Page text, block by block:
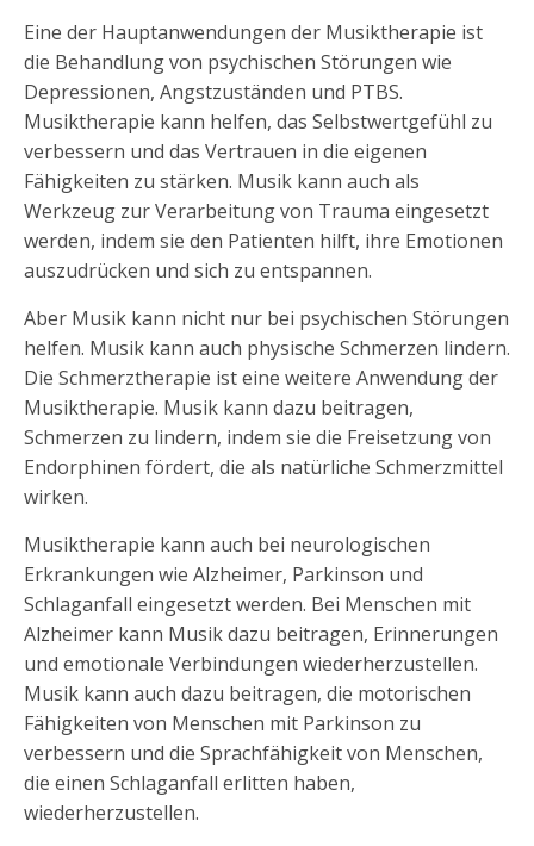
Eine der Hauptanwendungen der Musiktherapie ist
die Behandlung von psychischen Störungen wie
Depressionen, Angstzuständen und PTBS.
Musiktherapie kann helfen, das Selbstwertgefühl zu
verbessern und das Vertrauen in die eigenen
Fähigkeiten zu stärken. Musik kann auch als
Werkzeug zur Verarbeitung von Trauma eingesetzt
werden, indem sie den Patienten hilft, ihre Emotionen
auszudrücken und sich zu entspannen.
Aber Musik kann nicht nur bei psychischen Störungen
helfen. Musik kann auch physische Schmerzen lindern.
Die Schmerztherapie ist eine weitere Anwendung der
Musiktherapie. Musik kann dazu beitragen,
Schmerzen zu lindern, indem sie die Freisetzung von
Endorphinen fördert, die als natürliche Schmerzmittel
wirken.
Musiktherapie kann auch bei neurologischen
Erkrankungen wie Alzheimer, Parkinson und
Schlaganfall eingesetzt werden. Bei Menschen mit
Alzheimer kann Musik dazu beitragen, Erinnerungen
und emotionale Verbindungen wiederherzustellen.
Musik kann auch dazu beitragen, die motorischen
Fähigkeiten von Menschen mit Parkinson zu
verbessern und die Sprachfähigkeit von Menschen,
die einen Schlaganfall erlitten haben,
wiederherzustellen.